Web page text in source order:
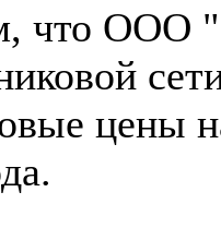
что ООО
цены